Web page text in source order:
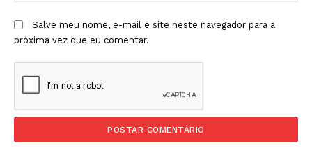
Salve meu nome, e-mail e site neste navegador para a
próxima vez que eu comentar.